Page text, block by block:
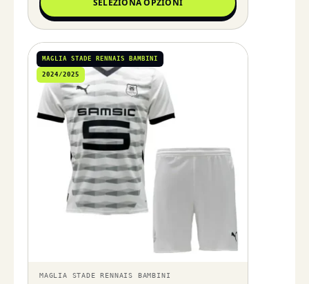
SELEZIONA OPZIONI
MAGLIA STADE RENNAIS BAMBINI
2024/2025
MAGLIA STADE RENNAIS BAMBINI